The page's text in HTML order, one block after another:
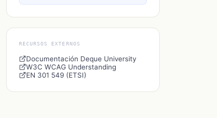
RECURSOS EXTERNOS
Documentación Deque University
W3C WCAG Understanding
EN 301 549 (ETSI)